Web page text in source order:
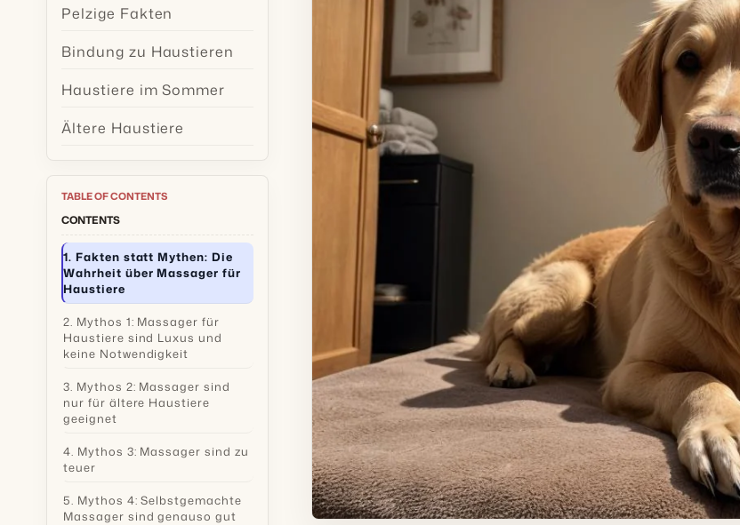
Pelzige Fakten
Bindung zu Haustieren
Haustiere im Sommer
Ältere Haustiere
TABLE OF CONTENTS
CONTENTS
1. Fakten statt Mythen: Die
Wahrheit über Massager für
Haustiere
2. Mythos 1: Massager für
Haustiere sind Luxus und
keine Notwendigkeit
3. Mythos 2: Massager sind
nur für ältere Haustiere
geeignet
4. Mythos 3: Massager sind zu
teuer
5. Mythos 4: Selbstgemachte
Massager sind genauso gut